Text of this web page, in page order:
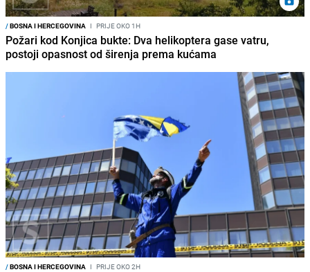
/BOSNA I HERCEGOVINA I PRIJE OKO 1H
Požari kod Konjica bukte: Dva helikoptera gase vatru,
postoji opasnost od širenja prema kućama
/BOSNA I HERCEGOVINA I PRIJE OKO 2H